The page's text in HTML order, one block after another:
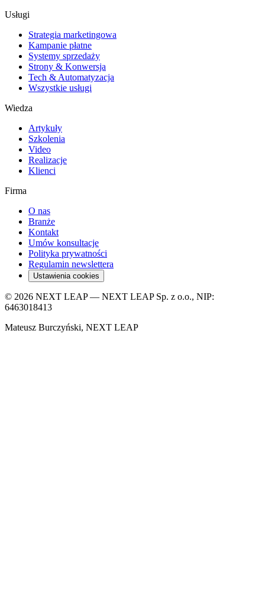
Usługi
Strategia marketingowa
Kampanie płatne
Systemy sprzedaży
Strony & Konwersja
Tech & Automatyzacja
Wszystkie usługi
Wiedza
Artykuły
Szkolenia
Video
Realizacje
Klienci
Firma
O nas
Branże
Kontakt
Umów konsultacje
Polityka prywatności
Regulamin newslettera
Ustawienia cookies
© 2026 NEXT LEAP — NEXT LEAP Sp. z o.o., NIP:
6463018413
Mateusz Burczyński, NEXT LEAP